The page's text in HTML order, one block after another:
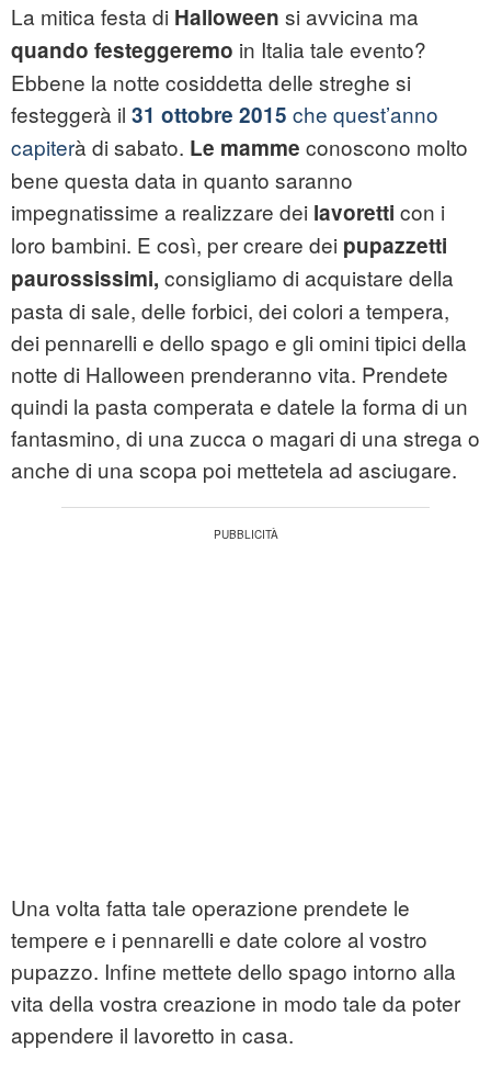
La mitica festa di Halloween si avvicina ma
quando festeggeremo in Italia tale evento?
Ebbene la notte cosiddetta delle streghe si
festeggerà il 31 ottobre 2015 che quest’anno
capiterà di sabato. Le mamme conoscono molto
bene questa data in quanto saranno
impegnatissime a realizzare dei lavoretti con i
loro bambini. E così, per creare dei pupazzetti
paurossissimi, consigliamo di acquistare della
pasta di sale, delle forbici, dei colori a tempera,
dei pennarelli e dello spago e gli omini tipici della
notte di Halloween prenderanno vita. Prendete
quindi la pasta comperata e datele la forma di un
fantasmino, di una zucca o magari di una strega o
anche di una scopa poi mettetela ad asciugare.
Una volta fatta tale operazione prendete le
tempere e i pennarelli e date colore al vostro
pupazzo. Infine mettete dello spago intorno alla
vita della vostra creazione in modo tale da poter
appendere il lavoretto in casa.